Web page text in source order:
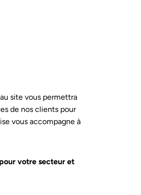
site vous permettra
de nos clients pour
vous accompagne à
votre secteur et